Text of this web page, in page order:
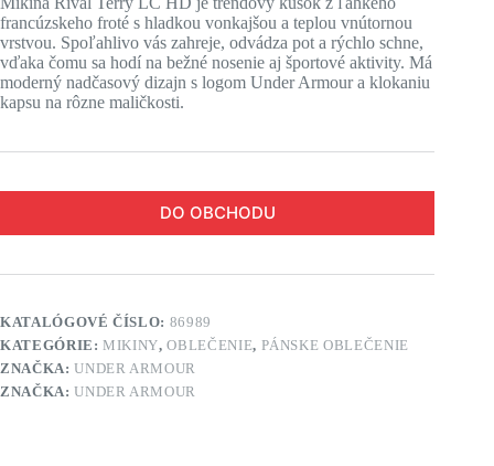
francúzskeho froté s hladkou vonkajšou a teplou vnútornou
vrstvou. Spoľahlivo vás zahreje, odvádza pot a rýchlo schne,
vďaka čomu sa hodí na bežné nosenie aj športové aktivity. Má
moderný nadčasový dizajn s logom Under Armour a klokaniu
kapsu na rôzne maličkosti.
DO OBCHODU
KATALÓGOVÉ ČÍSLO: 86989
KATEGÓRIE:MIKINY,OBLEČENIE, PÁNSKE OBLEČENIE
ZNAČKA:UNDER ARMOUR
ZNAČKA:UNDER ARMOUR